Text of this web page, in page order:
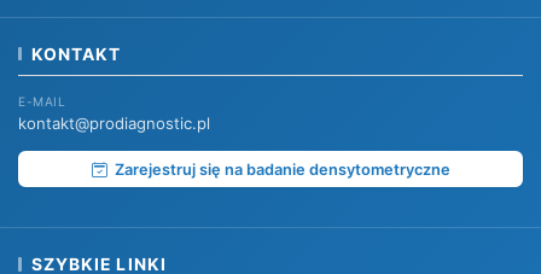
KONTAKT
E-MAIL
kontakt@prodiagnostic.pl
Zarejestruj się na badanie densytometryczne
SZYBKIE LINKI